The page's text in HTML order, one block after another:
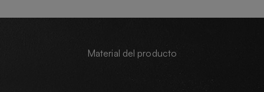
Material del producto